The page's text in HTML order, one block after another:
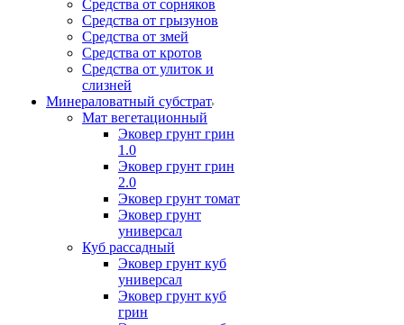
Средства от сорняков
Средства от грызунов
Средства от змей
Средства от кротов
Средства от улиток и
слизней
Минераловатный субстрат
Мат вегетационный
Эковер грунт грин
1.0
Эковер грунт грин
2.0
Эковер грунт томат
Эковер грунт
универсал
Куб рассадный
Эковер грунт куб
универсал
Эковер грунт куб
грин